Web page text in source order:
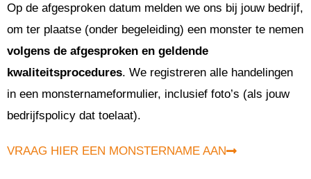
Op de afgesproken datum melden we ons bij jouw bedrijf,
om ter plaatse (onder begeleiding) een monster te nemen
volgens de afgesproken en geldende
kwaliteitsprocedures. We registreren alle handelingen
in een monsternameformulier, inclusief foto’s (als jouw
bedrijfspolicy dat toelaat).
VRAAG HIER EEN MONSTERNAME AAN